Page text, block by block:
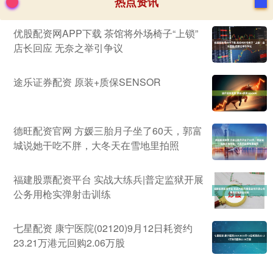
优股配资网APP下载 茶馆将外场椅子“上锁”
店长回应 无奈之举引争议
途乐证券配资 原装+质保SENSOR
德旺配资官网 方媛三胎月子坐了60天，郭富
城说她干吃不胖，大冬天在雪地里拍照
福建股票配资平台 实战大练兵|普定监狱开展
公务用枪实弹射击训练
七星配资 康宁医院(02120)9月12日耗资约
23.21万港元回购2.06万股